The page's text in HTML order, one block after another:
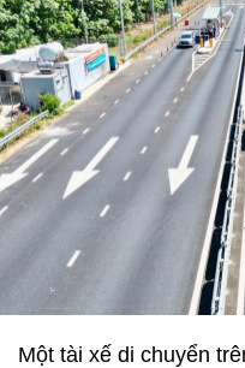
Một tài xế di chuyển